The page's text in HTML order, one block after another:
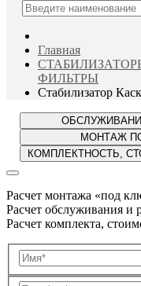
Главная
ФИЛЬТРЫ
Стабилизатор
Расчет монтажа «под
Расчет обслуживания и
Расчет комплекта,